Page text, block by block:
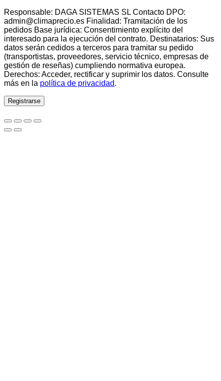
Responsable: DAGA SISTEMAS SL Contacto DPO:
admin@climaprecio.es Finalidad: Tramitación de los
pedidos Base jurídica: Consentimiento explícito del
interesado para la ejecución del contrato. Destinatarios: Sus
datos serán cedidos a terceros para tramitar su pedido
(transportistas, proveedores, servicio técnico, empresas de
gestión de reseñas) cumpliendo normativa europea.
Derechos: Acceder, rectificar y suprimir los datos. Consulte
más en la política de privacidad.
Registrarse